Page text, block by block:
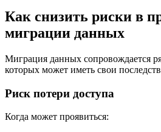
Как снизить риски в
миграции данных
Миграция данных сопровождается
которых может иметь свои
Риск потери доступа
Когда может проявиться: